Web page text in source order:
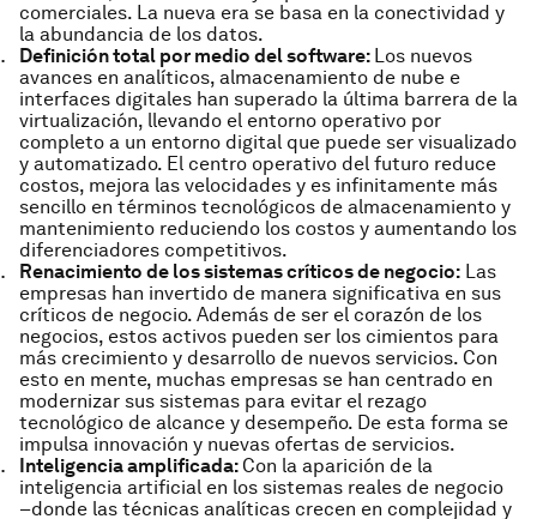
comerciales. La nueva era se basa en la conectividad y
la abundancia de los datos.
Definición total por medio del software: Los nuevos
avances en analíticos, almacenamiento de nube e
interfaces digitales han superado la última barrera de la
virtualización, llevando el entorno operativo por
completo a un entorno digital que puede ser visualizado
y automatizado. El centro operativo del futuro reduce
costos, mejora las velocidades y es infinitamente más
sencillo en términos tecnológicos de almacenamiento y
mantenimiento reduciendo los costos y aumentando los
diferenciadores competitivos.
Renacimiento de los sistemas críticos de negocio: Las
empresas han invertido de manera significativa en sus
críticos de negocio. Además de ser el corazón de los
negocios, estos activos pueden ser los cimientos para
más crecimiento y desarrollo de nuevos servicios. Con
esto en mente, muchas empresas se han centrado en
modernizar sus sistemas para evitar el rezago
tecnológico de alcance y desempeño. De esta forma se
impulsa innovación y nuevas ofertas de servicios.
Inteligencia amplificada: Con la aparición de la
inteligencia artificial en los sistemas reales de negocio
–donde las técnicas analíticas crecen en complejidad y